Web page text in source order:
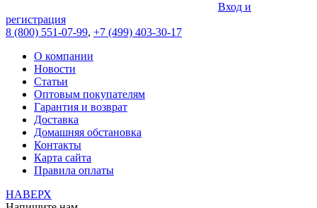
Вход и
регистрация
8 (800) 551-07-99, +7 (499) 403-30-17
О компании
Новости
Статьи
Оптовым покупателям
Гарантия и возврат
Доставка
Домашняя обстановка
Контакты
Карта сайта
Правила оплаты
НАВЕРХ